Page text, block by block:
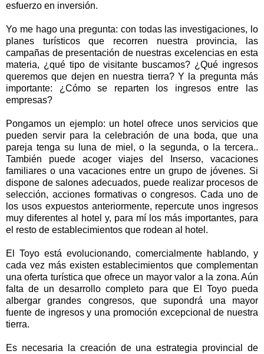
esfuerzo en inversión.
Yo me hago una pregunta: con todas las investigaciones, lo
planes turísticos que recorren nuestra provincia, las
campañas de presentación de nuestras excelencias en esta
materia, ¿qué tipo de visitante buscamos? ¿Qué ingresos
queremos que dejen en nuestra tierra? Y la pregunta más
importante: ¿Cómo se reparten los ingresos entre las
empresas?
Pongamos un ejemplo: un hotel ofrece unos servicios que
pueden servir para la celebración de una boda, que una
pareja tenga su luna de miel, o la segunda, o la tercera..
También puede acoger viajes del Inserso, vacaciones
familiares o una vacaciones entre un grupo de jóvenes. Si
dispone de salones adecuados, puede realizar procesos de
selección, acciones formativas o congresos. Cada uno de
los usos expuestos anteriormente, repercute unos ingresos
muy diferentes al hotel y, para mí los más importantes, para
el resto de establecimientos que rodean al hotel.
El Toyo está evolucionando, comercialmente hablando, y
cada vez más existen establecimientos que complementan
una oferta turística que ofrece un mayor valor a la zona. Aún
falta de un desarrollo completo para que El Toyo pueda
albergar grandes congresos, que supondrá una mayor
fuente de ingresos y una promoción excepcional de nuestra
tierra.
Es necesaria la creación de una estrategia provincial de